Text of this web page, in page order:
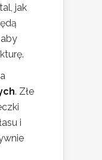
jak
. Złe
i